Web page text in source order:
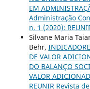
EM
Administração
n. 1 (2020):
Silvane Maria
Behr,
DE VALOR
DO BALANÇO
VALOR
REUNIR Revista